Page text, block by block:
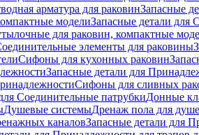
арматура для раковинЗапасные
моделиЗапасные детали для
для раковин, компактные
элементы для раковины
Сифоны для кухонных раковин
Запасные детали для
Сифоны для сливных
Соединительные патрубкиДонные
Душевые системыДренаж пола для
каналовЗапасные детали для